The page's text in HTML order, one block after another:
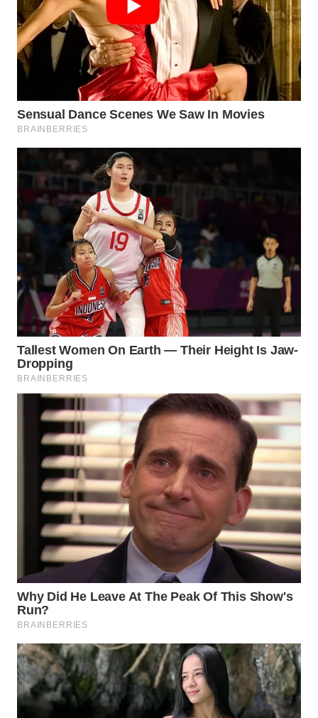
WN
INDRAMAYU
WN
WN
MAJALENGKA
WN
SUBANG
WN
SUKABUMI
WN
PURWAKARTA
WN
PRIANGAN
TIMUR
WN
SEMARANG
WN
SOLO
WN
BOROBUDUR
WN
MADURA
WN
SURABAYA
WN
NATUNA
WN